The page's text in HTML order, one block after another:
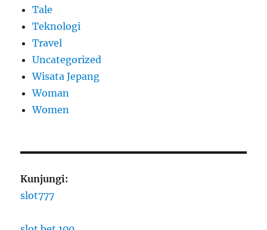
Tale
Teknologi
Travel
Uncategorized
Wisata Jepang
Woman
Women
Kunjungi:
slot777